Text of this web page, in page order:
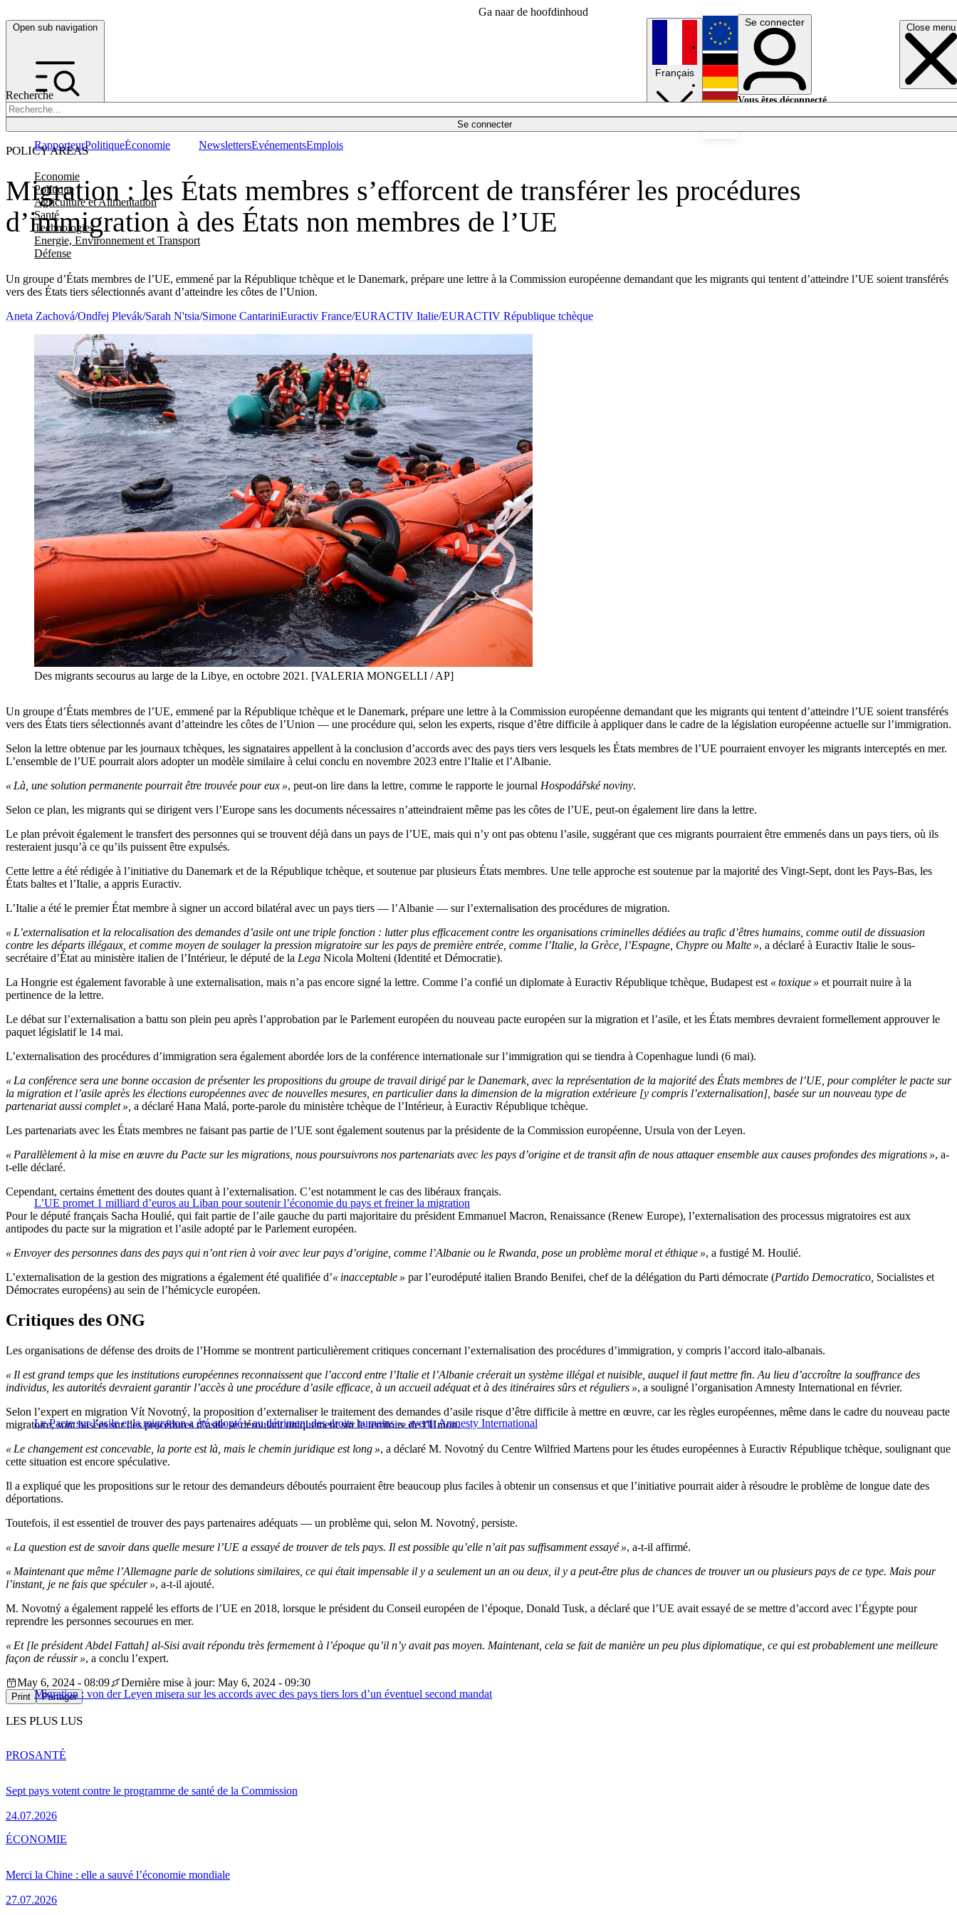
Ga naar de hoofdinhoud
Open sub navigation Close menu
Recherche
Se connecter
POLICY AREAS
Economie
Politique
Agriculture et Alimentation
Santé
Technologies
Energie, Environnement et Transport
Défense
RapporteurPolitiqueÉconomie NewslettersEvénementsEmplois
Français
English
Deutsch
Se connecter
Vous êtes déconnecté.
Migration : les États membres s’efforcent de transférer les procédures
d’immigration à des États non membres de l’UE
Un groupe d’États membres de l’UE, emmené par la République tchèque et le Danemark, prépare une lettre à la Commission européenne demandant que les migrants qui tentent d’atteindre l’UE soient transférés
vers des États tiers sélectionnés avant d’atteindre les côtes de l’Union.
Aneta Zachová/Ondřej Plevák/Sarah N'tsia/Simone CantariniEuractiv France/EURACTIV Italie/EURACTIV République tchèque
Des migrants secourus au large de la Libye, en octobre 2021. [VALERIA MONGELLI / AP]
Un groupe d’États membres de l’UE, emmené par la République tchèque et le Danemark, prépare une lettre à la Commission européenne demandant que les migrants qui tentent d’atteindre l’UE soient transférés
vers des États tiers sélectionnés avant d’atteindre les côtes de l’Union — une procédure qui, selon les experts, risque d’être difficile à appliquer dans le cadre de la législation européenne actuelle sur l’immigration.
Selon la lettre obtenue par les journaux tchèques, les signataires appellent à la conclusion d’accords avec des pays tiers vers lesquels les États membres de l’UE pourraient envoyer les migrants interceptés en mer.
L’ensemble de l’UE pourrait alors adopter un modèle similaire à celui conclu en novembre 2023 entre l’Italie et l’Albanie.
« Là, une solution permanente pourrait être trouvée pour eux », peut-on lire dans la lettre, comme le rapporte le journal Hospodářské noviny.
Selon ce plan, les migrants qui se dirigent vers l’Europe sans les documents nécessaires n’atteindraient même pas les côtes de l’UE, peut-on également lire dans la lettre.
Le plan prévoit également le transfert des personnes qui se trouvent déjà dans un pays de l’UE, mais qui n’y ont pas obtenu l’asile, suggérant que ces migrants pourraient être emmenés dans un pays tiers, où ils
resteraient jusqu’à ce qu’ils puissent être expulsés.
Cette lettre a été rédigée à l’initiative du Danemark et de la République tchèque, et soutenue par plusieurs États membres. Une telle approche est soutenue par la majorité des Vingt-Sept, dont les Pays-Bas, les
États baltes et l’Italie, a appris Euractiv.
L’Italie a été le premier État membre à signer un accord bilatéral avec un pays tiers — l’Albanie — sur l’externalisation des procédures de migration.
« L’externalisation et la relocalisation des demandes d’asile ont une triple fonction : lutter plus efficacement contre les organisations criminelles dédiées au trafic d’êtres humains, comme outil de dissuasion
contre les départs illégaux, et comme moyen de soulager la pression migratoire sur les pays de première entrée, comme l’Italie, la Grèce, l’Espagne, Chypre ou Malte », a déclaré à Euractiv Italie le sous-
secrétaire d’État au ministère italien de l’Intérieur, le député de la Lega Nicola Molteni (Identité et Démocratie).
La Hongrie est également favorable à une externalisation, mais n’a pas encore signé la lettre. Comme l’a confié un diplomate à Euractiv République tchèque, Budapest est « toxique » et pourrait nuire à la
pertinence de la lettre.
Le débat sur l’externalisation a battu son plein peu après l’approbation par le Parlement européen du nouveau pacte européen sur la migration et l’asile, et les États membres devraient formellement approuver le
paquet législatif le 14 mai.
L’externalisation des procédures d’immigration sera également abordée lors de la conférence internationale sur l’immigration qui se tiendra à Copenhague lundi (6 mai).
« La conférence sera une bonne occasion de présenter les propositions du groupe de travail dirigé par le Danemark, avec la représentation de la majorité des États membres de l’UE, pour compléter le pacte sur
la migration et l’asile après les élections européennes avec de nouvelles mesures, en particulier dans la dimension de la migration extérieure [y compris l’externalisation], basée sur un nouveau type de
partenariat aussi complet », a déclaré Hana Malá, porte-parole du ministère tchèque de l’Intérieur, à Euractiv République tchèque.
Les partenariats avec les États membres ne faisant pas partie de l’UE sont également soutenus par la présidente de la Commission européenne, Ursula von der Leyen.
« Parallèlement à la mise en œuvre du Pacte sur les migrations, nous poursuivrons nos partenariats avec les pays d’origine et de transit afin de nous attaquer ensemble aux causes profondes des migrations », a-
t-elle déclaré.
L’UE promet 1 milliard d’euros au Liban pour soutenir l’économie du pays et freiner la migration
Cependant, certains émettent des doutes quant à l’externalisation. C’est notamment le cas des libéraux français.
Pour le député français Sacha Houlié, qui fait partie de l’aile gauche du parti majoritaire du président Emmanuel Macron, Renaissance (Renew Europe), l’externalisation des processus migratoires est aux
antipodes du pacte sur la migration et l’asile adopté par le Parlement européen.
« Envoyer des personnes dans des pays qui n’ont rien à voir avec leur pays d’origine, comme l’Albanie ou le Rwanda, pose un problème moral et éthique », a fustigé M. Houlié.
L’externalisation de la gestion des migrations a également été qualifiée d’« inacceptable » par l’eurodéputé italien Brando Benifei, chef de la délégation du Parti démocrate (Partido Democratico, Socialistes et
Démocrates européens) au sein de l’hémicycle européen.
Critiques des ONG
Les organisations de défense des droits de l’Homme se montrent particulièrement critiques concernant l’externalisation des procédures d’immigration, y compris l’accord italo-albanais.
« Il est grand temps que les institutions européennes reconnaissent que l’accord entre l’Italie et l’Albanie créerait un système illégal et nuisible, auquel il faut mettre fin. Au lieu d’accroître la souffrance des
individus, les autorités devraient garantir l’accès à une procédure d’asile efficace, à un accueil adéquat et à des itinéraires sûrs et réguliers », a souligné l’organisation Amnesty International en février.
Le Pacte sur l’asile et la migration a été adopté « au détriment des droits humains », avertit Amnesty International
Selon l’expert en migration Vít Novotný, la proposition d’externaliser le traitement des demandes d’asile risque d’être difficile à mettre en œuvre, car les règles européennes, même dans le cadre du nouveau pacte
migratoire, sont basées sur des procédures d’asile se déroulant uniquement sur le territoire de l’Union.
« Le changement est concevable, la porte est là, mais le chemin juridique est long », a déclaré M. Novotný du Centre Wilfried Martens pour les études européennes à Euractiv République tchèque, soulignant que
cette situation est encore spéculative.
Il a expliqué que les propositions sur le retour des demandeurs déboutés pourraient être beaucoup plus faciles à obtenir un consensus et que l’initiative pourrait aider à résoudre le problème de longue date des
déportations.
Toutefois, il est essentiel de trouver des pays partenaires adéquats — un problème qui, selon M. Novotný, persiste.
« La question est de savoir dans quelle mesure l’UE a essayé de trouver de tels pays. Il est possible qu’elle n’ait pas suffisamment essayé », a-t-il affirmé.
« Maintenant que même l’Allemagne parle de solutions similaires, ce qui était impensable il y a seulement un an ou deux, il y a peut-être plus de chances de trouver un ou plusieurs pays de ce type. Mais pour
l’instant, je ne fais que spéculer », a-t-il ajouté.
M. Novotný a également rappelé les efforts de l’UE en 2018, lorsque le président du Conseil européen de l’époque, Donald Tusk, a déclaré que l’UE avait essayé de se mettre d’accord avec l’Égypte pour
reprendre les personnes secourues en mer.
« Et [le président Abdel Fattah] al-Sisi avait répondu très fermement à l’époque qu’il n’y avait pas moyen. Maintenant, cela se fait de manière un peu plus diplomatique, ce qui est probablement une meilleure
façon de réussir », a conclu l’expert.
Migration : von der Leyen misera sur les accords avec des pays tiers lors d’un éventuel second mandat
May 6, 2024 - 08:09 Dernière mise à jour: May 6, 2024 - 09:30
Print Partager
LES PLUS LUS
Sept pays votent contre le programme de santé de la Commission
24.07.2026
PROSANTÉ
Merci la Chine : elle a sauvé l’économie mondiale
27.07.2026
ÉCONOMIE